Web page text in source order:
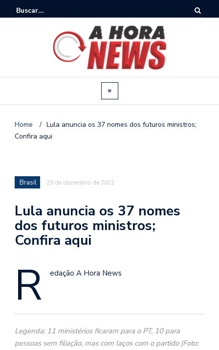
Home / Lula anuncia os 37 nomes dos futuros ministros;
Confira aqui
Brasil 29 de dezembro de 2022
Lula anuncia os 37 nomes
dos futuros ministros;
Confira aqui
R edação A Hora News
Legenda: 11 ministérios ficaram para o PT, 10 para
pessoas sem filiação, mas com laços com o partido |Foto: